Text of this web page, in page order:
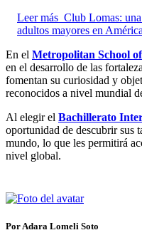
Leer más Club Lomas:
adultos mayores en
En el Metropolitan School
en el desarrollo de las
fomentan su curiosidad y
reconocidos a nivel mundial
Al elegir el Bachillerato
oportunidad de descubrir sus
mundo, lo que les permitirá
nivel global.
Por Adara Lomeli Soto